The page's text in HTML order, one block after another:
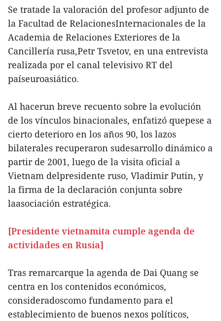
Se tratade la valoración del profesor adjunto de
la Facultad de RelacionesInternacionales de la
Academia de Relaciones Exteriores de la
Cancillería rusa,Petr Tsvetov, en una entrevista
realizada por el canal televisivo RT del
paíseuroasiático.
Al hacerun breve recuento sobre la evolución
de los vínculos binacionales, enfatizó quepese a
cierto deterioro en los años 90, los lazos
bilaterales recuperaron sudesarrollo dinámico a
partir de 2001, luego de la visita oficial a
Vietnam delpresidente ruso, Vladimir Putin, y
la firma de la declaración conjunta sobre
laasociación estratégica.
[Presidente vietnamita cumple agenda de
actividades en Rusia]
Tras remarcarque la agenda de Dai Quang se
centra en los contenidos económicos,
consideradoscomo fundamento para el
establecimiento de buenos nexos políticos,